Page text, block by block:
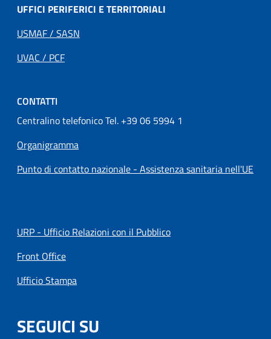
UFFICI PERIFERICI E TERRITORIALI
USMAF / SASN
UVAC / PCF
CONTATTI
Centralino telefonico Tel. +39 06 5994 1
Organigramma
Punto di contatto nazionale - Assistenza sanitaria nell'UE
URP - Ufficio Relazioni con il Pubblico
Front Office
Ufficio Stampa
SEGUICI SU